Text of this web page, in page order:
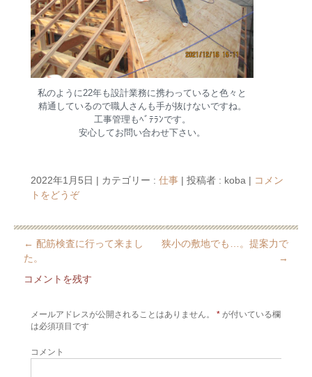
私のように22年も設計業務に携わっていると色々と
精通しているので職人さんも手が抜けないですね。
工事管理もﾍﾞﾃﾗﾝです。
安心してお問い合わせ下さい。
2022年1月5日 | カテゴリー :仕事 |投稿者 : koba | コメン
トをどうぞ
← 配筋検査に行って来まし
た。
狭小の敷地でも…。提案力で
→
コメントを残す
メールアドレスが公開されることはありません。 * が付いている欄
は必須項目です
コメント